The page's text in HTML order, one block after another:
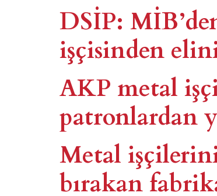
DSİP:
işçisinden
AKP metal
patronlardan
Metal
bırakan